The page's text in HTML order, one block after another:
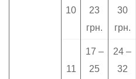
10
23
грн.
30
грн.
11
17 –
25
24 –
32